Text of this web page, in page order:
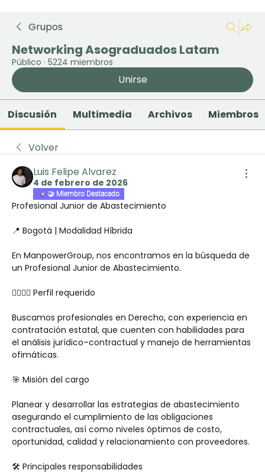
Grupos
Networking Asograduados Latam
Público · 5224 miembros
Unirse
Discusión Multimedia Archivos Miembros
Volver
Luis Felipe Alvarez
4 de febrero de 2026
🤝 Miembro Destacado
Profesional Junior de Abastecimiento
📍 Bogotá | Modalidad Híbrida
En ManpowerGroup, nos encontramos en la búsqueda de
un Profesional Junior de Abastecimiento.
👩‍⚖️👨‍⚖️ Perfil requerido
Buscamos profesionales en Derecho, con experiencia en
contratación estatal, que cuenten con habilidades para
el análisis jurídico–contractual y manejo de herramientas
ofimáticas.
🎯 Misión del cargo
Planear y desarrollar las estrategias de abastecimiento
asegurando el cumplimiento de las obligaciones
contractuales, así como niveles óptimos de costo,
oportunidad, calidad y relacionamiento con proveedores.
🛠️ Principales responsabilidades